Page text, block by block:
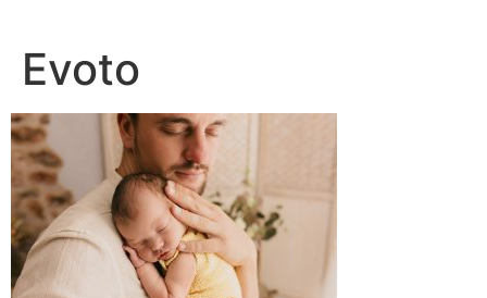
contenido
Evoto